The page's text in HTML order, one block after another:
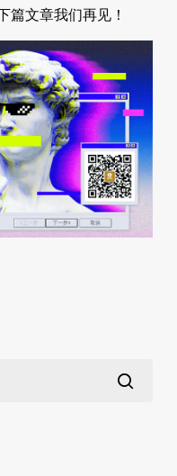
篇文章我们再见！